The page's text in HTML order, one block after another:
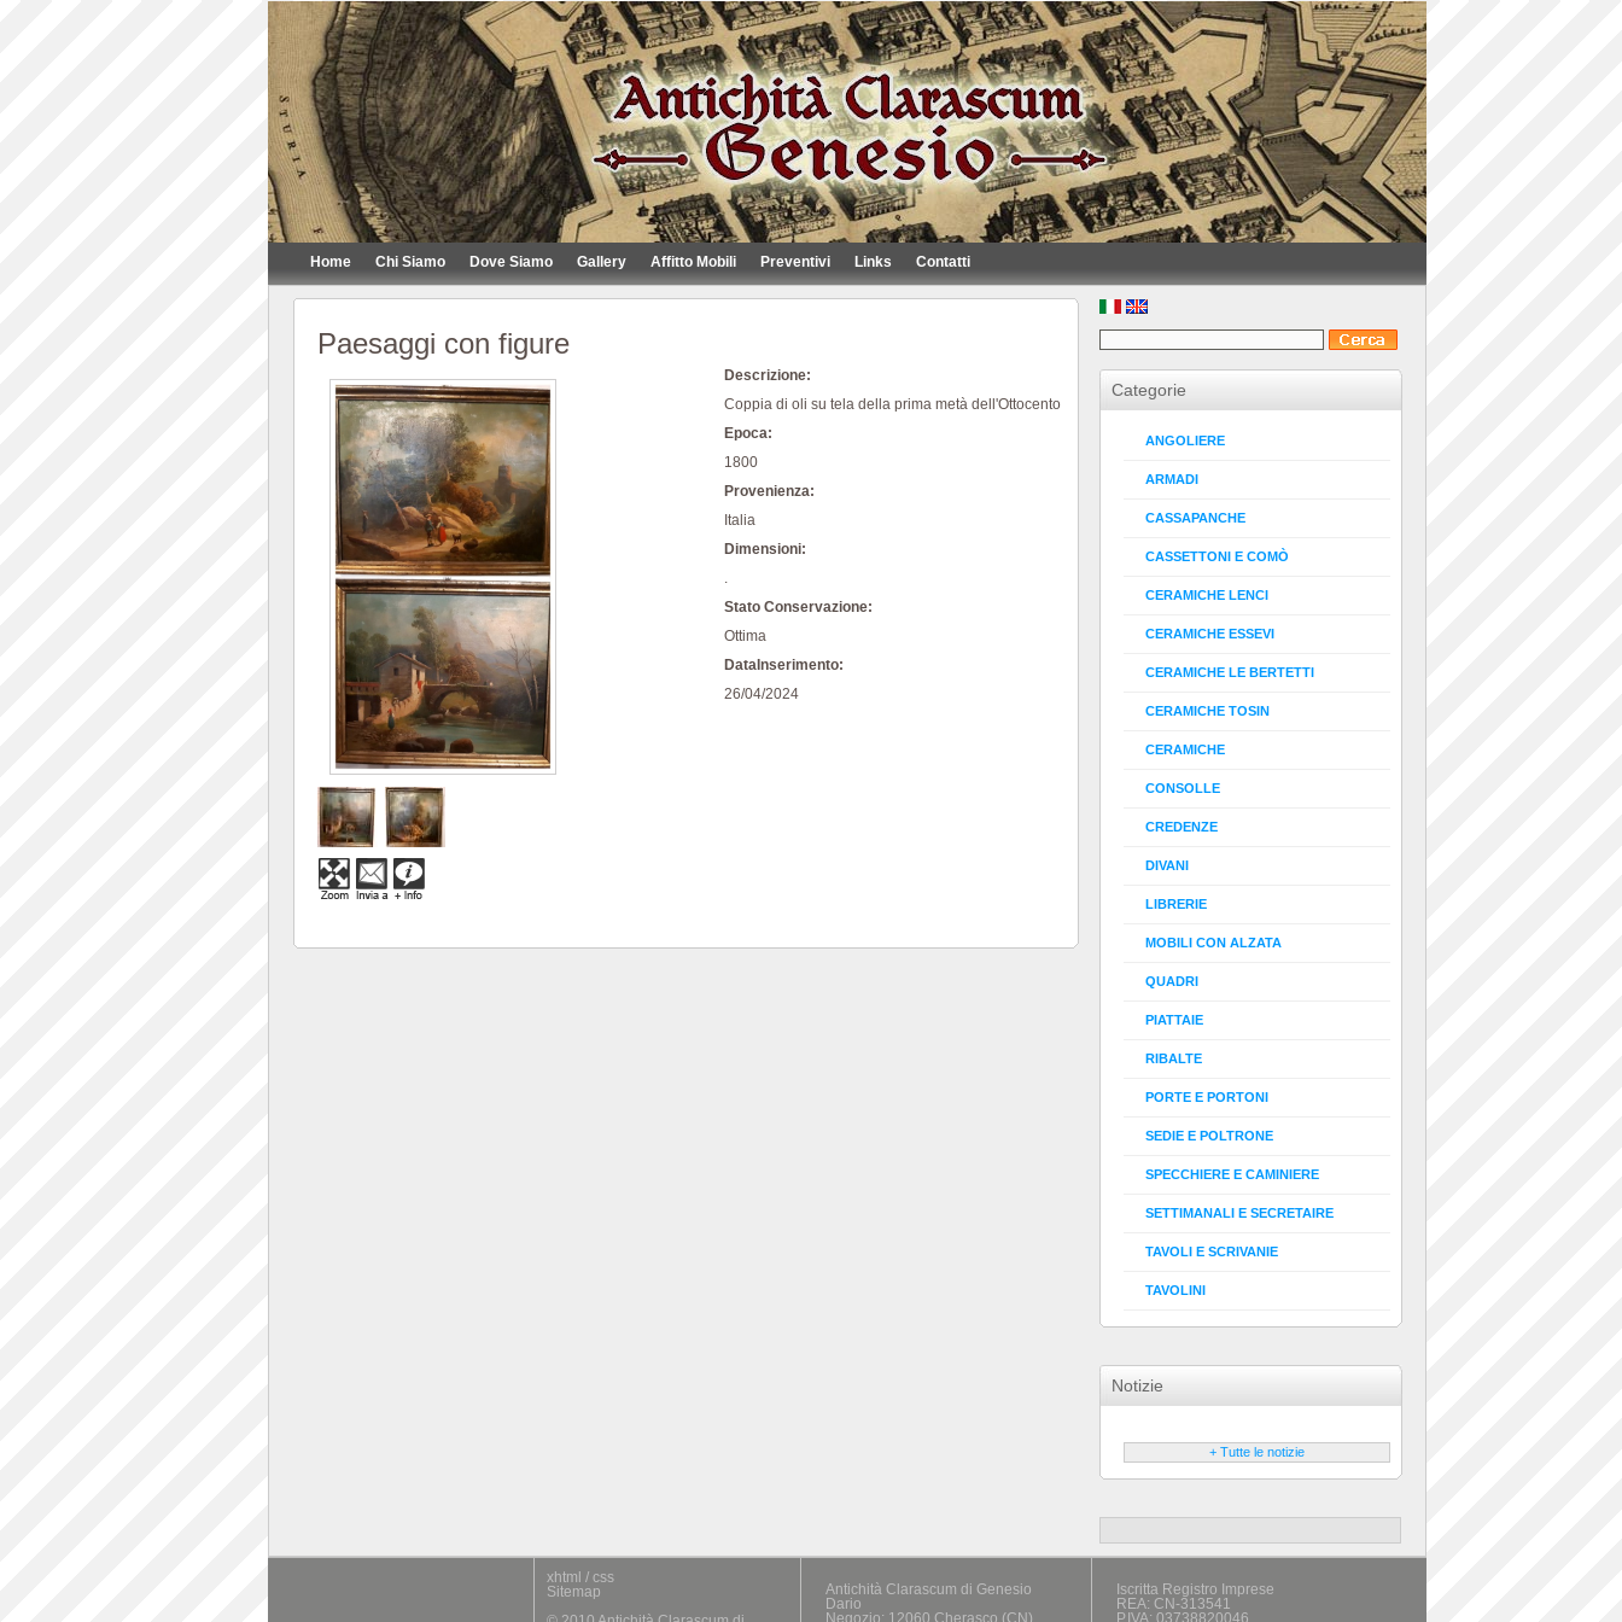
Home Chi Siamo Dove Siamo Gallery Affitto Mobili Preventivi Links Contatti
Paesaggi con figure
Descrizione:
Coppia di oli su tela della prima metà dell'Ottocento
Epoca:
1800
Provenienza:
Italia
Dimensioni:
.
Stato Conservazione:
Ottima
DataInserimento:
26/04/2024
Categorie
ANGOLIERE
ARMADI
CASSAPANCHE
CASSETTONI E COMÒ
CERAMICHE LENCI
CERAMICHE ESSEVI
CERAMICHE LE BERTETTI
CERAMICHE TOSIN
CERAMICHE
CONSOLLE
CREDENZE
DIVANI
LIBRERIE
MOBILI CON ALZATA
QUADRI
PIATTAIE
RIBALTE
PORTE E PORTONI
SEDIE E POLTRONE
SPECCHIERE E CAMINIERE
SETTIMANALI E SECRETAIRE
TAVOLI E SCRIVANIE
TAVOLINI
Notizie
+ Tutte le notizie
xhtml / css
Sitemap
Antichità Clarascum di Genesio
Dario
Negozio: 12060 Cherasco (CN)
Iscritta Registro Imprese
REA: CN-313541
P.IVA: 03738820046